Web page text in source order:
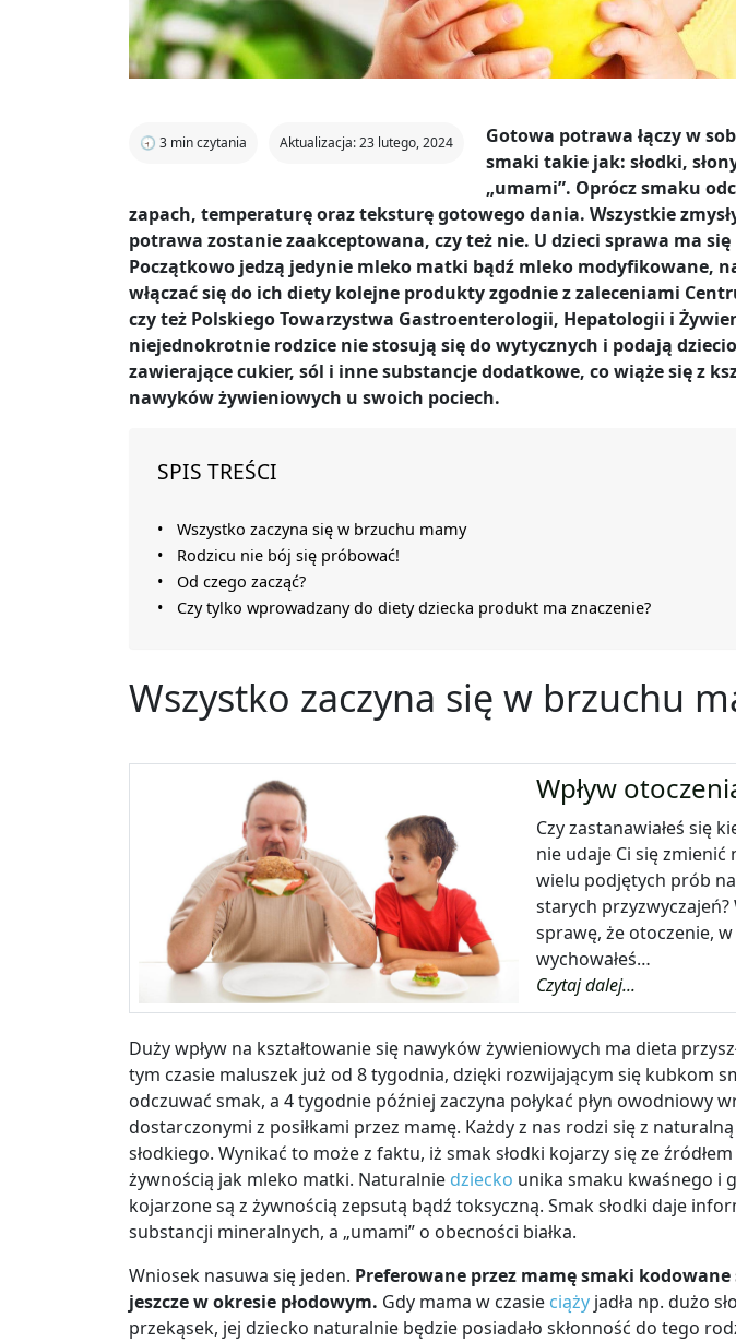
🕣 3 min czytania Aktualizacja: 23 lutego, 2024
Gotowa potrawa łączy w
smaki takie jak: słodki,
„umami”. Oprócz smaku
zapach, temperaturę oraz teksturę gotowego dania. Wszystkie
potrawa zostanie zaakceptowana, czy też nie. U dzieci sprawa ma się
Początkowo jedzą jedynie mleko matki bądź mleko modyfikowane,
włączać się do ich diety kolejne produkty zgodnie z zaleceniami
czy też Polskiego Towarzystwa Gastroenterologii, Hepatologii i
niejednokrotnie rodzice nie stosują się do wytycznych i podają
zawierające cukier, sól i inne substancje dodatkowe, co wiąże się z
nawyków żywieniowych u swoich pociech.
SPIS TREŚCI
Wszystko zaczyna się w brzuchu mamy
Rodzicu nie bój się próbować!
Od czego zacząć?
Czy tylko wprowadzany do diety dziecka produkt ma znaczenie?
Wszystko zaczyna się w brzuchu
Wpływ
Czy zastanawiałeś się
nie udaje Ci się zmienić
wielu podjętych prób
starych
sprawę, że otoczenie,
wychowałeś…
Czytaj dalej...
Duży wpływ na kształtowanie się nawyków żywieniowych ma dieta
tym czasie maluszek już od 8 tygodnia, dzięki rozwijającym się kubkom
odczuwać smak, a 4 tygodnie później zaczyna połykać płyn owodniowy
dostarczonymi z posiłkami przez mamę. Każdy z nas rodzi się z
słodkiego. Wynikać to może z faktu, iż smak słodki kojarzy się ze
żywnością jak mleko matki. Naturalnie dziecko unika smaku kwaśnego i
kojarzone są z żywnością zepsutą bądź toksyczną. Smak słodki daje
substancji mineralnych, a „umami” o obecności białka.
Wniosek nasuwa się jeden. Preferowane przez mamę smaki kodowane
jeszcze w okresie płodowym. Gdy mama w czasie ciąży jadła np. dużo
przekąsek, jej dziecko naturalnie będzie posiadało skłonność do tego